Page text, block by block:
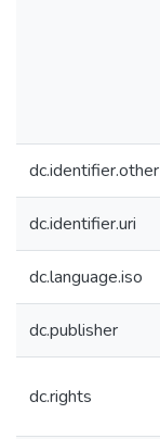
dc.identifier.other
dc.identifier.uri
dc.language.iso
dc.publisher
dc.rights